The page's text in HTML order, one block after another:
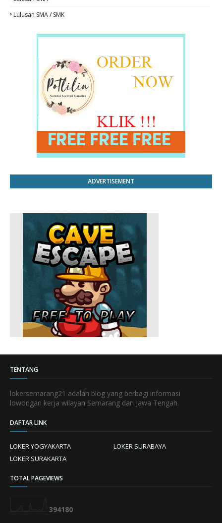
Lulusan SMA / SMK
ADVERTISEMENT
TENTANG
lokersemarang21 adalah blog yang berbagi informasi
lowongan kerja wilayah Semarang dan Jawa Tengah.
DAFTAR LINK
LOKER YOGYAKARTA
LOKER SURABAYA
LOKER SURAKARTA
TOTAL PAGEVIEWS
394180